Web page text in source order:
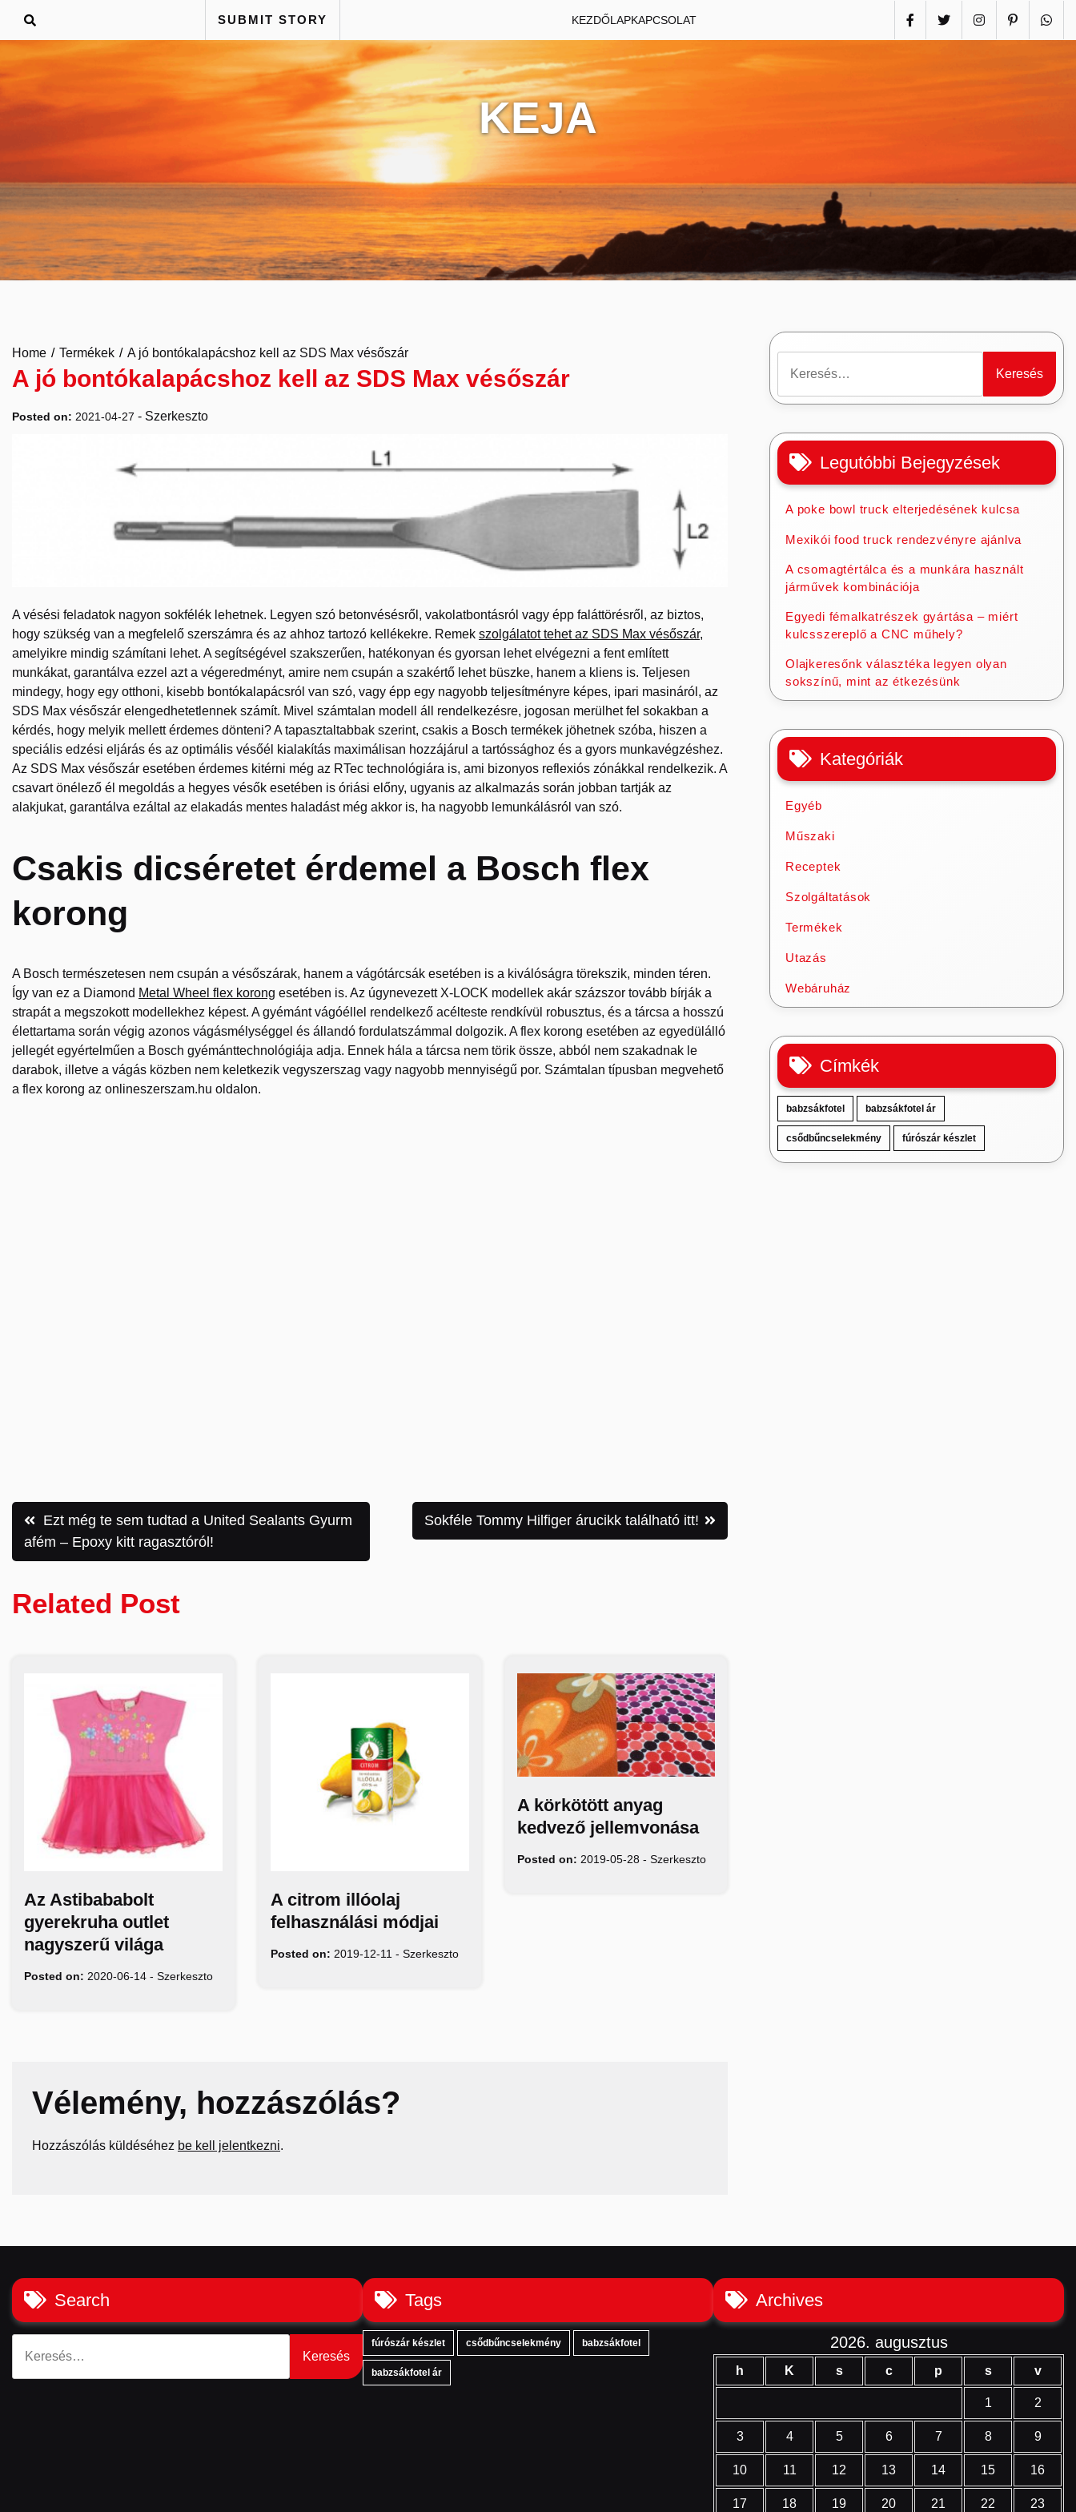
content
SUBMIT STORY KEZDŐLAPKAPCSOLAT
KEJA
Home Termékek A jó bontókalapácshoz kell az SDS Max vésőszár
A jó bontókalapácshoz kell az SDS Max vésőszár
Posted on: 2021-04-27 - Szerkeszto
A vésési feladatok nagyon sokfélék lehetnek. Legyen szó betonvésésről, vakolatbontásról vagy épp faláttörésről, az biztos,
hogy szükség van a megfelelő szerszámra és az ahhoz tartozó kellékekre. Remek szolgálatot tehet az SDS Max vésőszár,
amelyikre mindig számítani lehet. A segítségével szakszerűen, hatékonyan és gyorsan lehet elvégezni a fent említett
munkákat, garantálva ezzel azt a végeredményt, amire nem csupán a szakértő lehet büszke, hanem a kliens is. Teljesen
mindegy, hogy egy otthoni, kisebb bontókalapácsról van szó, vagy épp egy nagyobb teljesítményre képes, ipari masináról, az
SDS Max vésőszár elengedhetetlennek számít. Mivel számtalan modell áll rendelkezésre, jogosan merülhet fel sokakban a
kérdés, hogy melyik mellett érdemes dönteni? A tapasztaltabbak szerint, csakis a Bosch termékek jöhetnek szóba, hiszen a
speciális edzési eljárás és az optimális vésőél kialakítás maximálisan hozzájárul a tartóssághoz és a gyors munkavégzéshez.
Az SDS Max vésőszár esetében érdemes kitérni még az RTec technológiára is, ami bizonyos reflexiós zónákkal rendelkezik. A
csavart önélező él megoldás a hegyes vésők esetében is óriási előny, ugyanis az alkalmazás során jobban tartják az
alakjukat, garantálva ezáltal az elakadás mentes haladást még akkor is, ha nagyobb lemunkálásról van szó.
Csakis dicséretet érdemel a Bosch flex
korong
A Bosch természetesen nem csupán a vésőszárak, hanem a vágótárcsák esetében is a kiválóságra törekszik, minden téren.
Így van ez a Diamond Metal Wheel flex korong esetében is. Az úgynevezett X-LOCK modellek akár százszor tovább bírják a
strapát a megszokott modellekhez képest. A gyémánt vágóéllel rendelkező acélteste rendkívül robusztus, és a tárcsa a hosszú
élettartama során végig azonos vágásmélységgel és állandó fordulatszámmal dolgozik. A flex korong esetében az egyedülálló
jellegét egyértelműen a Bosch gyémánttechnológiája adja. Ennek hála a tárcsa nem törik össze, abból nem szakadnak le
darabok, illetve a vágás közben nem keletkezik vegyszerszag vagy nagyobb mennyiségű por. Számtalan típusban megvehető
a flex korong az onlineszerszam.hu oldalon.
Bejegyzés
navigáció
Ezt még te sem tudtad a United Sealants Gyurm
afém – Epoxy kitt ragasztóról!
Sokféle Tommy Hilfiger árucikk található itt!
Related Post
Az Astibababolt
gyerekruha outlet
nagyszerű világa
Posted on: 2020-06-14 - Szerkeszto
A citrom illóolaj
felhasználási módjai
Posted on: 2019-12-11- Szerkeszto
A körkötött anyag
kedvező jellemvonása
Posted on: 2019-05-28 - Szerkeszto
Vélemény, hozzászólás?
Hozzászólás küldéséhez be kell jelentkezni.
Legutóbbi Bejegyzések
A poke bowl truck elterjedésének kulcsa
Mexikói food truck rendezvényre ajánlva
A csomagtértálca és a munkára használt
járművek kombinációja
Egyedi fémalkatrészek gyártása – miért
kulcsszereplő a CNC műhely?
Olajkeresőnk választéka legyen olyan
sokszínű, mint az étkezésünk
Kategóriák
Egyéb
Műszaki
Receptek
Szolgáltatások
Termékek
Utazás
Webáruház
Címkék
babzsákfotel babzsákfotel ár
csődbűncselekmény fúrószár készlet
Search Tags
fúrószár készlet csődbűncselekmény babzsákfotel
babzsákfotel ár
Archives
2026. augusztus
h K s c p s v
1 2
3 4 5 6 7 8 9
10 11 12 13 14 15 16
17 18 19 20 21 22 23